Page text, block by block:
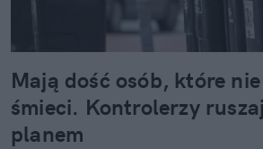
Mają dość osób, które
śmieci. Kontrolerzy
planem